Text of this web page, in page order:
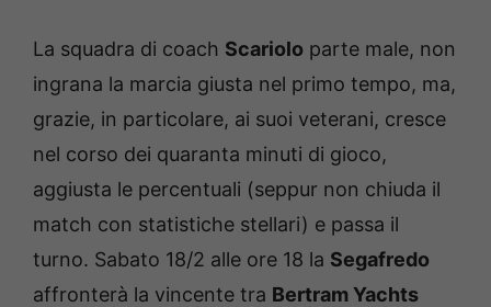
La squadra di coach Scariolo parte male, non
ingrana la marcia giusta nel primo tempo, ma,
grazie, in particolare, ai suoi veterani, cresce
nel corso dei quaranta minuti di gioco,
aggiusta le percentuali (seppur non chiuda il
match con statistiche stellari) e passa il
turno. Sabato 18/2 alle ore 18 la Segafredo
affronterà la vincente tra Bertram Yachts